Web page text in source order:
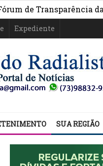
Transparência da
Expediente
SUA REGIÃO